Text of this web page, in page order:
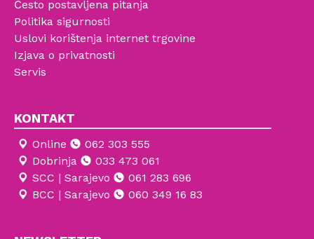
Često postavljena pitanja
Politika sigurnosti
Uslovi korištenja internet trgovine
Izjava o privatnosti
Servis
KONTAKT
Online
062 303 555
Dobrinja
033 473 061
SCC | Sarajevo
061 283 696
BCC | Sarajevo
060 349 16 83